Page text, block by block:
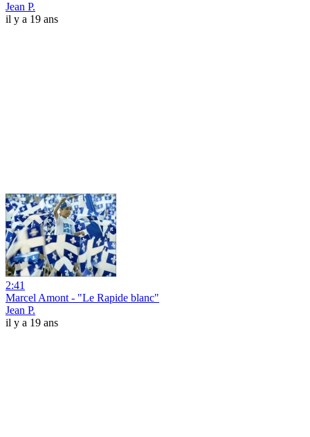
Jean P.
il y a 19 ans
2:41
Marcel Amont - "Le Rapide blanc"
Jean P.
il y a 19 ans